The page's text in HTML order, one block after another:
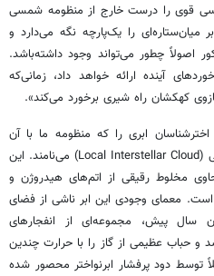
قوی را درست خارج از منظومه شمسی
را یک‌پارچه نگه می‌دارد و
اصولاً چطور می‌تواند وجود داشته‌باشد.
آینده ارائه خواهد داد، زمانی‌که
کهکشان راه شیری برخورد می‌کند».
اخترشناسان ابری را که منظومه ما با آن
برخورد کرده‌است ابر میان‌ستاره‌ای محلی (Local Interstellar Cloud) می‌نامند. این
و حاوی مخلوط رقیقی از اتم‌های هیدروژن و
سانتی‌گراد است. معمای وجودی این ابر ناشی از فضای
آن است. حدود 10 میلیون سال پیش، مجموعه‌ای از انفجارهای
و حباب عظیمی از گاز را با حرارت چندین
توسط دود پرفشار ابرنواختر محصور شده